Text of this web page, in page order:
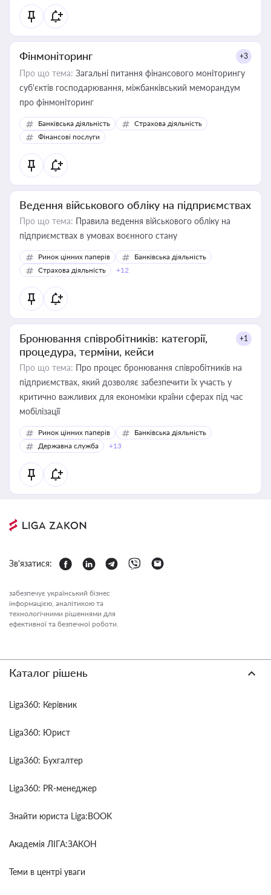
Фінмоніторинг +3
Про що тема: Загальні питання фінансового моніторингу
суб'єктів господарювання, міжбанківський меморандум
про фінмоніторинг
Банківська діяльність
Страхова діяльність
Фінансові послуги
Ведення військового обліку на підприємствах
Про що тема: Правила ведення військового обліку на
підприємствах в умовах воєнного стану
Ринок цінних паперів
Банківська діяльність
Страхова діяльність
+12
Бронювання співробітників: категорії,
процедура, терміни, кейси
+1
Про що тема: Про процес бронювання співробітників на
підприємствах, який дозволяє забезпечити їх участь у
критично важливих для економіки країни сферах під час
мобілізації
Ринок цінних паперів
Банківська діяльність
Державна служба
+13
Зв'язатися:
забезпечує український бізнес
інформацією, аналітикою та
технологічними рішеннями для
ефективної та безпечної роботи.
Каталог рішень
Liga360: Керівник
Liga360: Юрист
Liga360: Бухгалтер
Liga360: PR-менеджер
Знайти юриста Liga:BOOK
Академія ЛІГА:ЗАКОН
Теми в центрі уваги